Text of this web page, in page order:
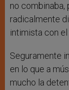
no
radicalmente
intimista con
Seguramente
en lo que a
mucho la